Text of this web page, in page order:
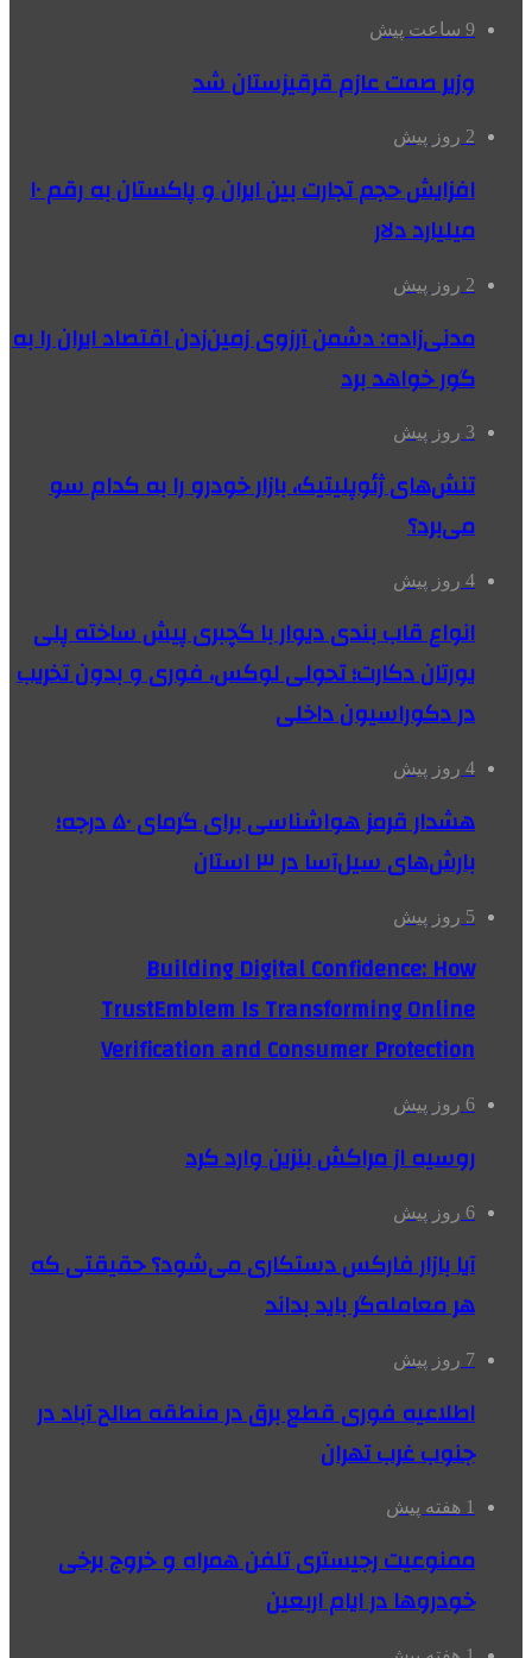
9 ساعت پیش
وزیر صمت عازم قرقیزستان شد
2 روز پیش
افزایش حجم تجارت بین ایران و پاکستان به رقم ۱۰
میلیارد دلار
2 روز پیش
مدنی‌زاده: دشمن آرزوی زمین‌زدن اقتصاد ایران را به
گور خواهد برد
3 روز پیش
تنش‌های ژئوپلیتیک، بازار خودرو را به کدام سو
می‌برد؟
4 روز پیش
انواع قاب بندی دیوار با گچبری پیش ساخته پلی
یورتان دکارت؛ تحولی لوکس، فوری و بدون تخریب
در دکوراسیون داخلی
4 روز پیش
هشدار قرمز هواشناسی برای گرمای ۵۰ درجه؛
بارش‌های سیل‌آسا در ۳ استان
5 روز پیش
Building Digital Confidence: How
TrustEmblem Is Transforming Online
Verification and Consumer Protection
6 روز پیش
روسیه از مراکش بنزین وارد کرد
6 روز پیش
آیا بازار فارکس دستکاری می‌شود؟ حقیقتی که
هر معامله‌گر باید بداند
7 روز پیش
اطلاعیه فوری قطع برق در منطقه صالح آباد در
جنوب غرب تهران
1 هفته پیش
ممنوعیت رجیستری تلفن همراه و خروج برخی
خودروها در ایام اربعین